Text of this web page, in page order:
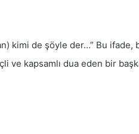
kimi de şöyle der…” Bu
ve kapsamlı dua eden bir